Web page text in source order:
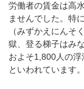
労働者の賃金は高
ませんでした。特
（みずかえにんそ
獄、登る梯子はみ
およそ1,800人の
といわれています。